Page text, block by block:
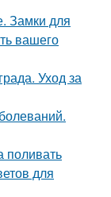
Замки для
вашего
Уход за
поливать
для